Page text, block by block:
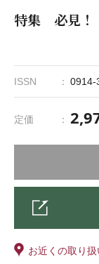
特集 必見！
ISSN 0914-
定価
お近くの取り